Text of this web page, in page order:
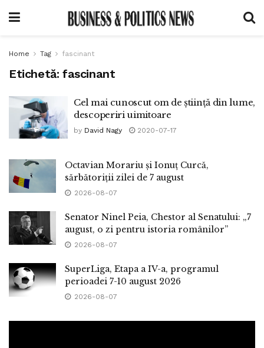
Home Tag fascinant
Etichetă: fascinant
Cel mai cunoscut om de știință din lume,
descoperiri uimitoare
by David Nagy 2020-07-17
Octavian Morariu și Ionuț Curcă,
sărbătoriții zilei de 7 august
2026-08-07
Senator Ninel Peia, Chestor al Senatului: „7
august, o zi pentru istoria românilor”
2026-08-07
SuperLiga, Etapa a IV-a, programul
perioadei 7-10 august 2026
2026-08-07